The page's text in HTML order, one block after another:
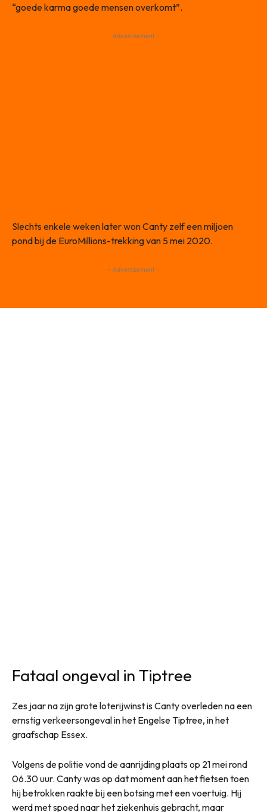
“goede karma goede mensen overkomt”.
- Advertisement -
Slechts enkele weken later won Canty zelf een miljoen
pond bij de EuroMillions-trekking van 5 mei 2020.
- Advertisement -
Fataal ongeval in Tiptree
Zes jaar na zijn grote loterijwinst is Canty overleden na een
ernstig verkeersongeval in het Engelse Tiptree, in het
graafschap Essex.
Volgens de politie vond de aanrijding plaats op 21 mei rond
06.30 uur. Canty was op dat moment aan het fietsen toen
hij betrokken raakte bij een botsing met een voertuig. Hij
werd met spoed naar het ziekenhuis gebracht, maar